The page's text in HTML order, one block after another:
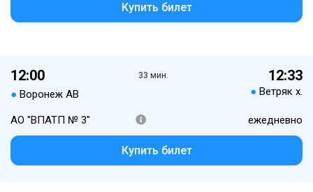
Купить билет
12:00
● Воронеж АВ
33 мин. 12:33
● Ветряк х.
АО "ВПАТП № 3" ежедневно
Купить билет